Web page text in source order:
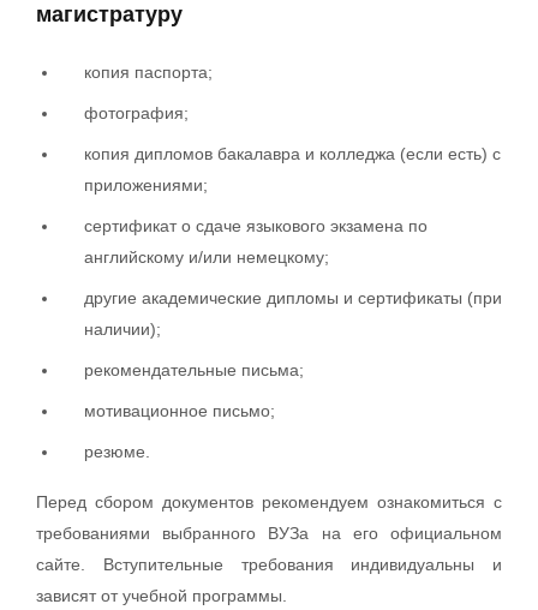
магистратуру
копия паспорта;
фотография;
копия дипломов бакалавра и колледжа (если есть) с
приложениями;
сертификат о сдаче языкового экзамена по
английскому и/или немецкому;
другие академические дипломы и сертификаты (при
наличии);
рекомендательные письма;
мотивационное письмо;
резюме.
Перед сбором документов рекомендуем ознакомиться с
требованиями выбранного ВУЗа на его официальном
сайте. Вступительные требования индивидуальны и
зависят от учебной программы.